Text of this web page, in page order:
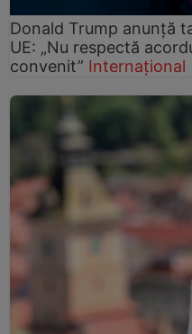
Donald Trump anunță
UE: „Nu respectă
convenit” Internațional